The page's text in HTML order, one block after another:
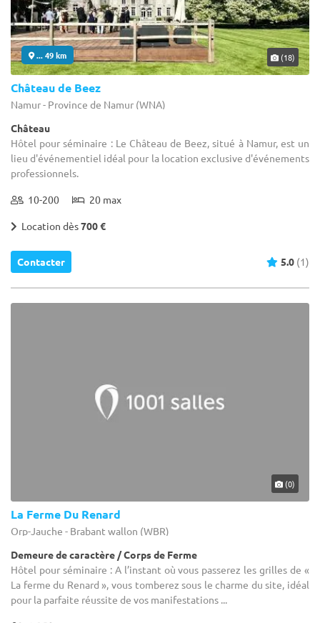
... 49 km (18)
Château de Beez
Namur - Province de Namur (WNA)
Château
Hôtel pour séminaire : Le Château de Beez, situé à Namur, est un
lieu d'événementiel idéal pour la location exclusive d'événements
professionnels.
10-200 20 max
Location dès700 €
Contacter 5.0 (1)
(0)
La Ferme Du Renard
Orp-Jauche - Brabant wallon (WBR)
Demeure de caractère / Corps de Ferme
Hôtel pour séminaire : A l’instant où vous passerez les grilles de «
La ferme du Renard », vous tomberez sous le charme du site, idéal
pour la parfaite réussite de vos manifestations ...